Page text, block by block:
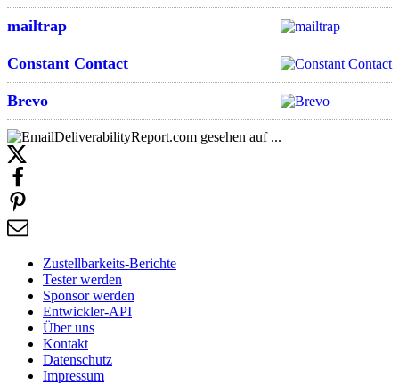
mailtrap
Constant Contact
Brevo
Zustellbarkeits-Berichte
Tester werden
Sponsor werden
Entwickler-API
Über uns
Kontakt
Datenschutz
Impressum